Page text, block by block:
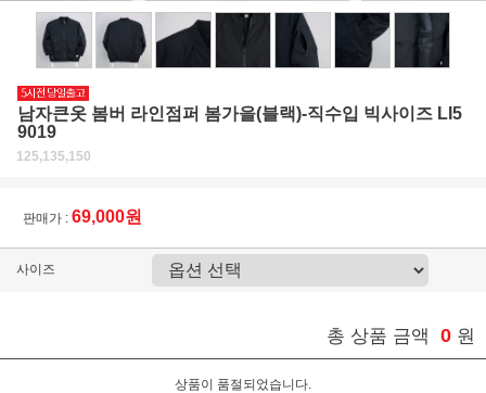
남자큰옷 봄버 라인점퍼 봄가을(블랙)-직수입 빅사이즈 LI5
9019
125,135,150
판매가 : 69,000원
사이즈
총 상품 금액 0 원
상품이 품절되었습니다.